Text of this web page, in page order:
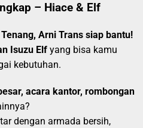
– Hiace & Elf
Arni Trans siap bantu!
Isuzu Elf yang bisa kamu
kebutuhan.
acara kantor, rombongan
dengan armada bersih,